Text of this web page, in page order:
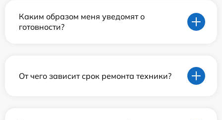
Каким образом меня уведомят о
готовности?
От чего зависит срок ремонта техники?